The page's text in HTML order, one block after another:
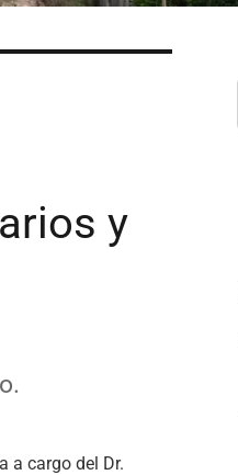
y
a cargo del Dr.